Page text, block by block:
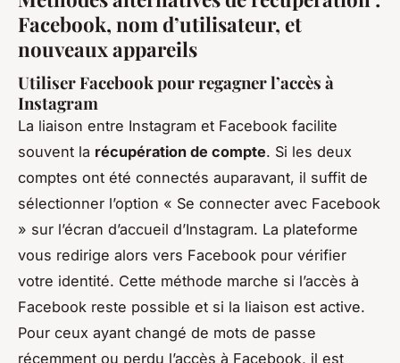
Facebook, nom d’utilisateur, et
nouveaux appareils
Utiliser Facebook pour regagner l’accès à
Instagram
La liaison entre Instagram et Facebook facilite
souvent la récupération de compte. Si les deux
comptes ont été connectés auparavant, il suffit de
sélectionner l’option « Se connecter avec Facebook
» sur l’écran d’accueil d’Instagram. La plateforme
vous redirige alors vers Facebook pour vérifier
votre identité. Cette méthode marche si l’accès à
Facebook reste possible et si la liaison est active.
Pour ceux ayant changé de mots de passe
récemment ou perdu l’accès à Facebook, il est